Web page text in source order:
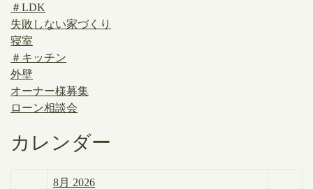
＃LDK
失敗しない家づくり
寝室
＃キッチン
外壁
オーナー様募集
ローン相談会
カレンダー
8月 2026